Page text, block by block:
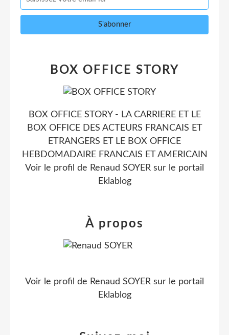
BOX OFFICE STORY
BOX OFFICE STORY - LA CARRIERE ET LE
BOX OFFICE DES ACTEURS FRANCAIS ET
ETRANGERS ET LE BOX OFFICE
HEBDOMADAIRE FRANCAIS ET AMERICAIN
Voir le profil de Renaud SOYER sur le portail
Eklablog
À propos
Voir le profil de Renaud SOYER sur le portail
Eklablog